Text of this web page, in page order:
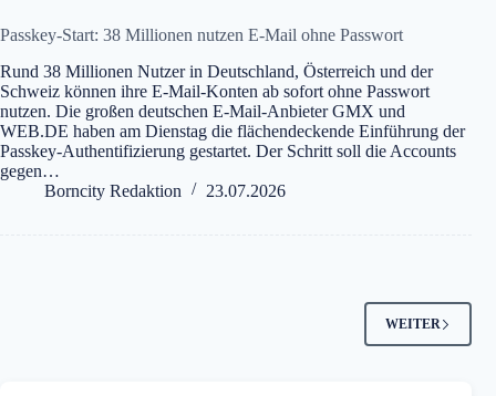
Passkey-Start: 38 Millionen nutzen E-Mail ohne Passwort
Rund 38 Millionen Nutzer in Deutschland, Österreich und der
Schweiz können ihre E-Mail-Konten ab sofort ohne Passwort
nutzen. Die großen deutschen E-Mail-Anbieter GMX und
WEB.DE haben am Dienstag die flächendeckende Einführung der
Passkey-Authentifizierung gestartet. Der Schritt soll die Accounts
gegen…
Borncity Redaktion
23.07.2026
WEITER